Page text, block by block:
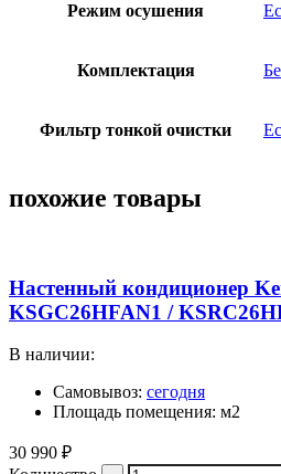
Режим осушения
Комплектация
Фильтр тонкой очистки
похожие товары
Настенный кондиционер
KSGC26HFAN1 /
В наличии:
Самовывоз: сегодня
Площадь помещения: м2
30 990 ₽